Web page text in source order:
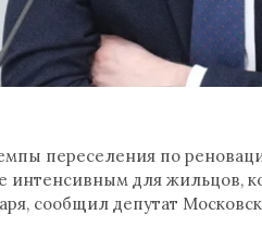
переселения по
интенсивным для жильцов,
сообщил депутат